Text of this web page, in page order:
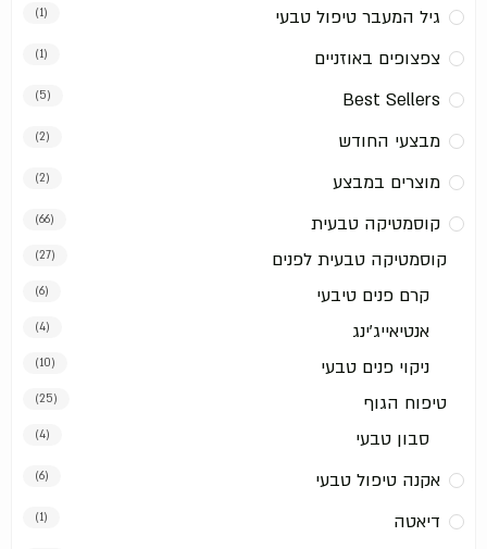
גיל המעבר טיפול טבעי (1)
צפצופים באוזניים (1)
Best Sellers
(5)
מבצעי החודש (2)
מוצרים במבצע (2)
קוסמטיקה טבעית (66)
קוסמטיקה טבעית לפנים (27)
קרם פנים טיבעי (6)
אנטיאייג'ינג (4)
ניקוי פנים טבעי (10)
טיפוח הגוף (25)
סבון טבעי (4)
אקנה טיפול טבעי (6)
דיאטה (1)